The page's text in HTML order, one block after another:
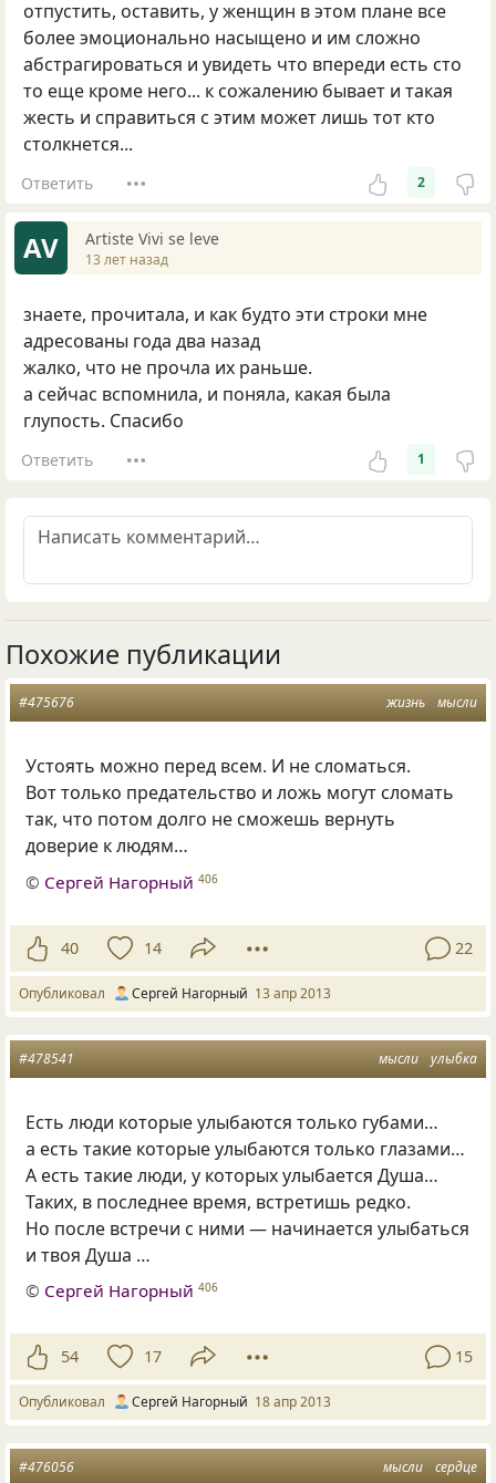
отпустить, оставить, у женщин в этом плане все
более эмоционально насыщено и им сложно
абстрагироваться и увидеть что впереди есть сто
то еще кроме него... к сожалению бывает и такая
жесть и справиться с этим может лишь тот кто
столкнется...
Ответить 2
AV Artiste Vivi se leve
13 лет назад
знаете, прочитала, и как будто эти строки мне
адресованы года два назад
жалко, что не прочла их раньше.
а сейчас вспомнила, и поняла, какая была
глупость. Спасибо
Ответить 1
Похожие публикации
жизнь мысли
#475676
Устоять можно перед всем. И не сломаться.
Вот только предательство и ложь могут сломать
так, что потом долго не сможешь вернуть
доверие к людям…
© Сергей Нагорный 406
40 14 22
Опубликовал Сергей Нагорный 13 апр 2013
мысли улыбка
#478541
Есть люди которые улыбаются только губами…
а есть такие которые улыбаются только глазами…
А есть такие люди, у которых улыбается Душа…
Таких, в последнее время, встретишь редко.
Но после встречи с ними — начинается улыбаться
и твоя Душа …
© Сергей Нагорный 406
54 17 15
Опубликовал Сергей Нагорный 18 апр 2013
мысли сердце
#476056